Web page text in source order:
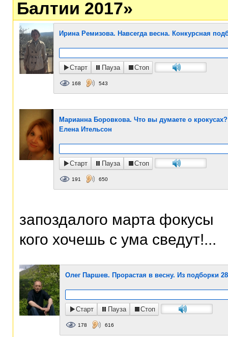
Балтии 2017»
Ирина Ремизова. Навсегда весна. Конкурсная
Старт Пауза Стоп
168 543
Марианна Боровкова. Что вы думаете о
Елена Ительсон
Старт Пауза Стоп
191 650
запоздалого марта фокусы
кого хочешь с ума сведут!...
Олег Паршев. Прорастая в весну. Из подборки
Старт Пауза Стоп
178 616